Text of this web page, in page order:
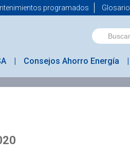
programados Glosario
Consejos Ahorro Energía